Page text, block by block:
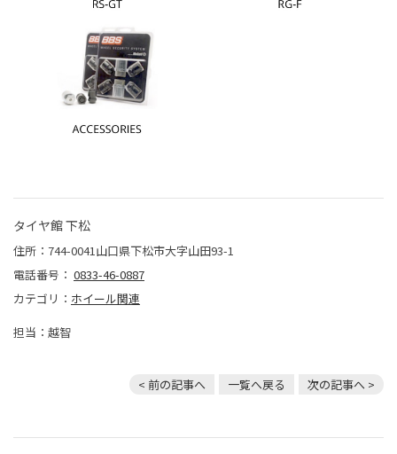
タイヤ館 下松
住所：744-0041山口県下松市大字山田93-1
電話番号： 0833-46-0887
カテゴリ： ホイール関連
担当：越智
< 前の記事へ 一覧へ戻る 次の記事へ >